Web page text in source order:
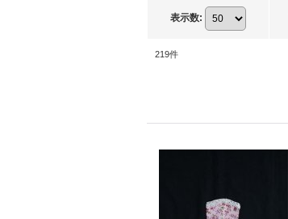
表示数:
219件